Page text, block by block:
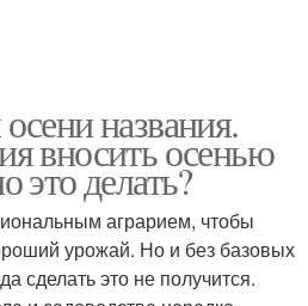
названия.
вносить осенью
это делать?
аграрием, чтобы
урожай. Но и без базовых
сделать это не получится.